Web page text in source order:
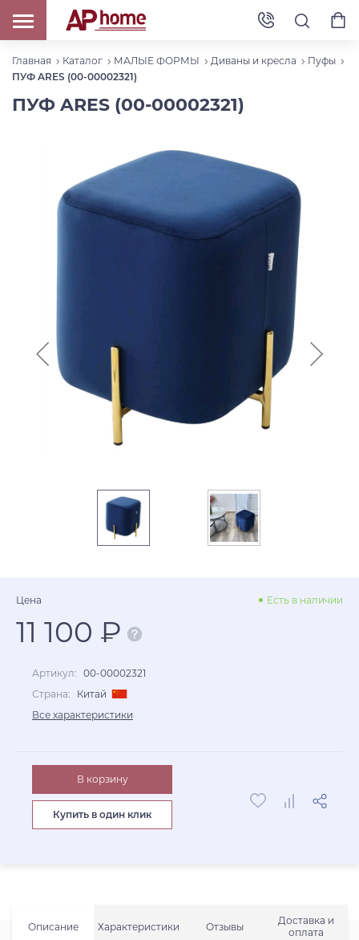
Главная Каталог МАЛЫЕ ФОРМЫ Диваны и кресла
Пуфы
ПУФ ARES (00-00002321)
ПУФ ARES (00-00002321)
Описание Характеристики Отзывы
Доставка и
оплата
Цена Есть в наличии
11 100 ₽
Артикул: 00-00002321
Страна:
Китай
Все характеристики
В корзину
Купить в один клик